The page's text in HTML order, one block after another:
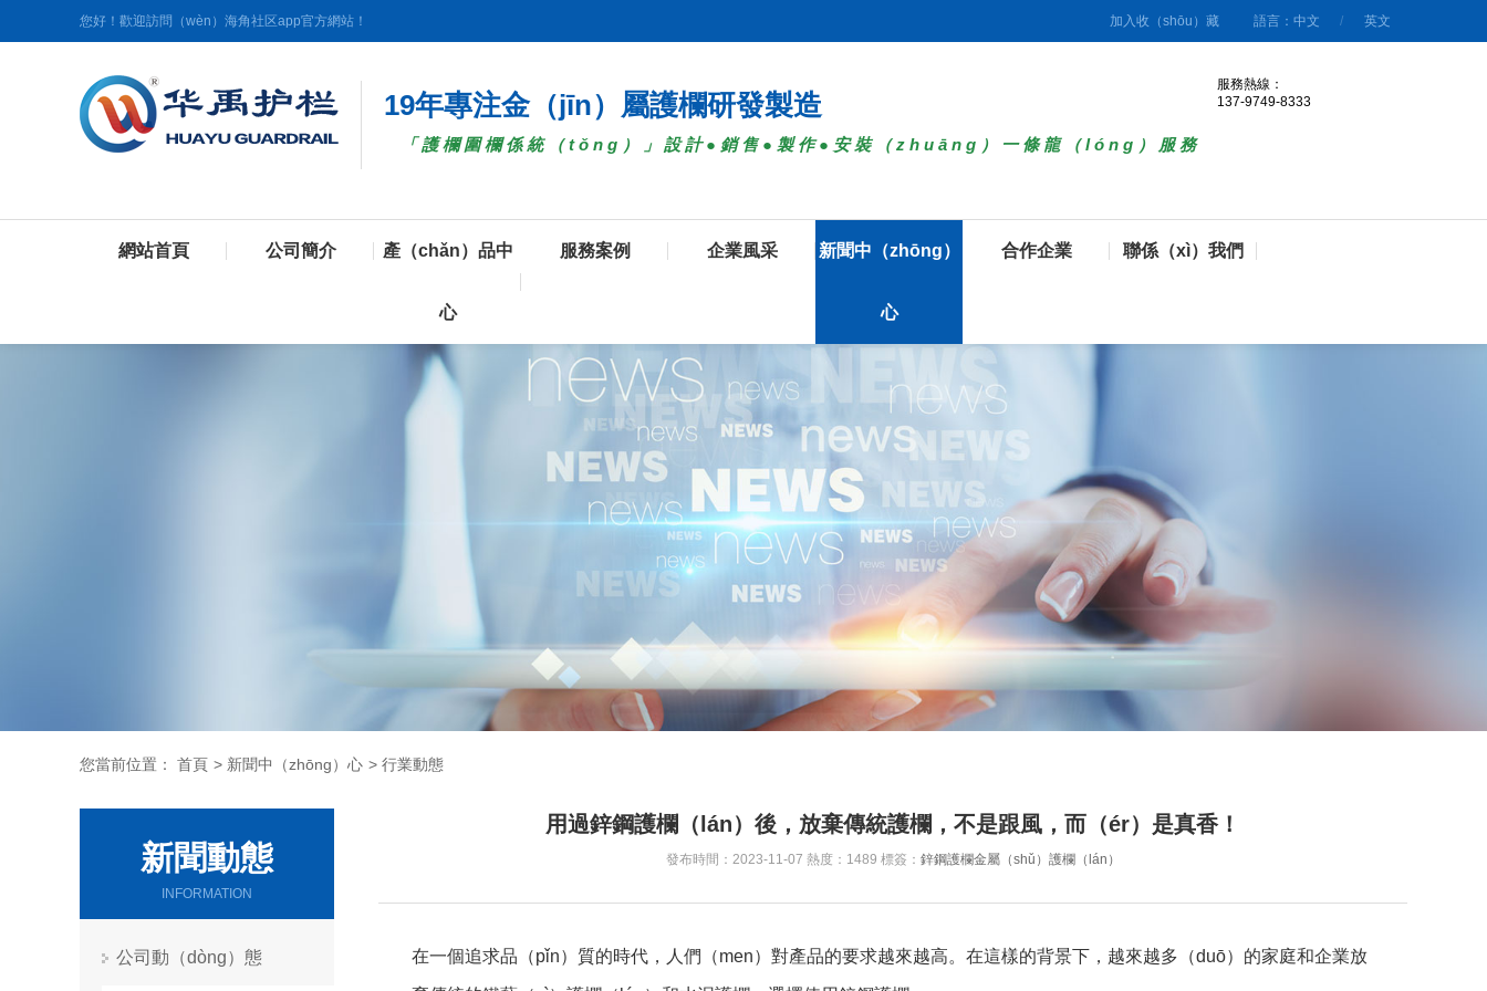
您好！歡迎訪問（wèn）海角社区app官方網站！ 加入收（shōu）藏 語言：中文 / 英文
19年專注金（jīn）屬護欄研發製造
「護欄圍欄係統（tǒng）」設計●銷售●製作●安裝（zhuāng）一條龍（lóng）服務
服務熱線：
137-9749-8333
網站首頁 公司簡介 產（chǎn）品中
心
服務案例 企業風采 新聞中（zhōng）
心
合作企業 聯係（xì）我們
您當前位置： 首頁 > 新聞中（zhōng）心 > 行業動態
新聞動態
INFORMATION
公司動（dòng）態
用過鋅鋼護欄（lán）後，放棄傳統護欄，不是跟風，而（ér）是真香！
發布時間：2023-11-07 熱度：1489 標簽： 鋅鋼護欄金屬（shǔ）護欄（lán）
在一個追求品（pǐn）質的時代，人們（men）對產品的要求越來越高。在這樣的背景下，越來越多（duō）的家庭和企業放